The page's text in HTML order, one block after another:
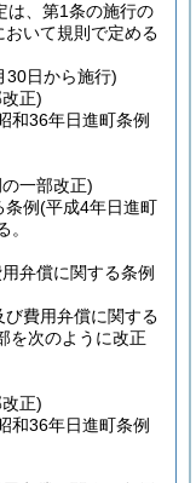
は、第1条の施行の
いて規則で定める
30日から施行)
正)
和36年日進町条例
一部改正)
例(平成4年日進町
。
弁償に関する条例
費用弁償に関する
を次のように改正
正)
和36年日進町条例